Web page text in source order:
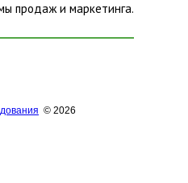
продаж и маркетинга.
© 2026